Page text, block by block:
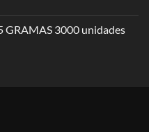
GRAMAS 3000 unidades